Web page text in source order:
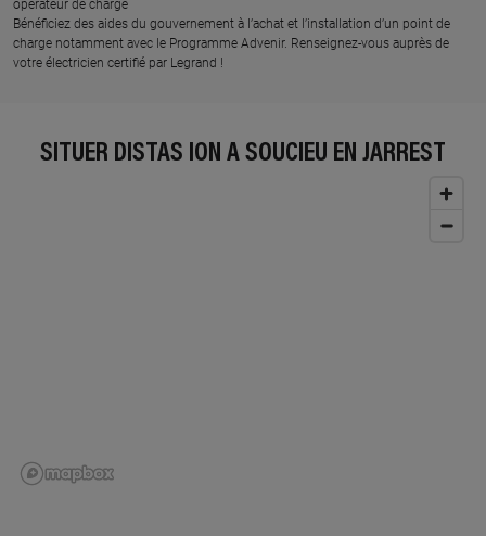
opérateur de charge
Bénéficiez des aides du gouvernement à l’achat et l’installation d’un point de
charge notamment avec le Programme Advenir. Renseignez-vous auprès de
votre électricien certifié par Legrand !
SITUER DISTAS ION À SOUCIEU EN JARREST